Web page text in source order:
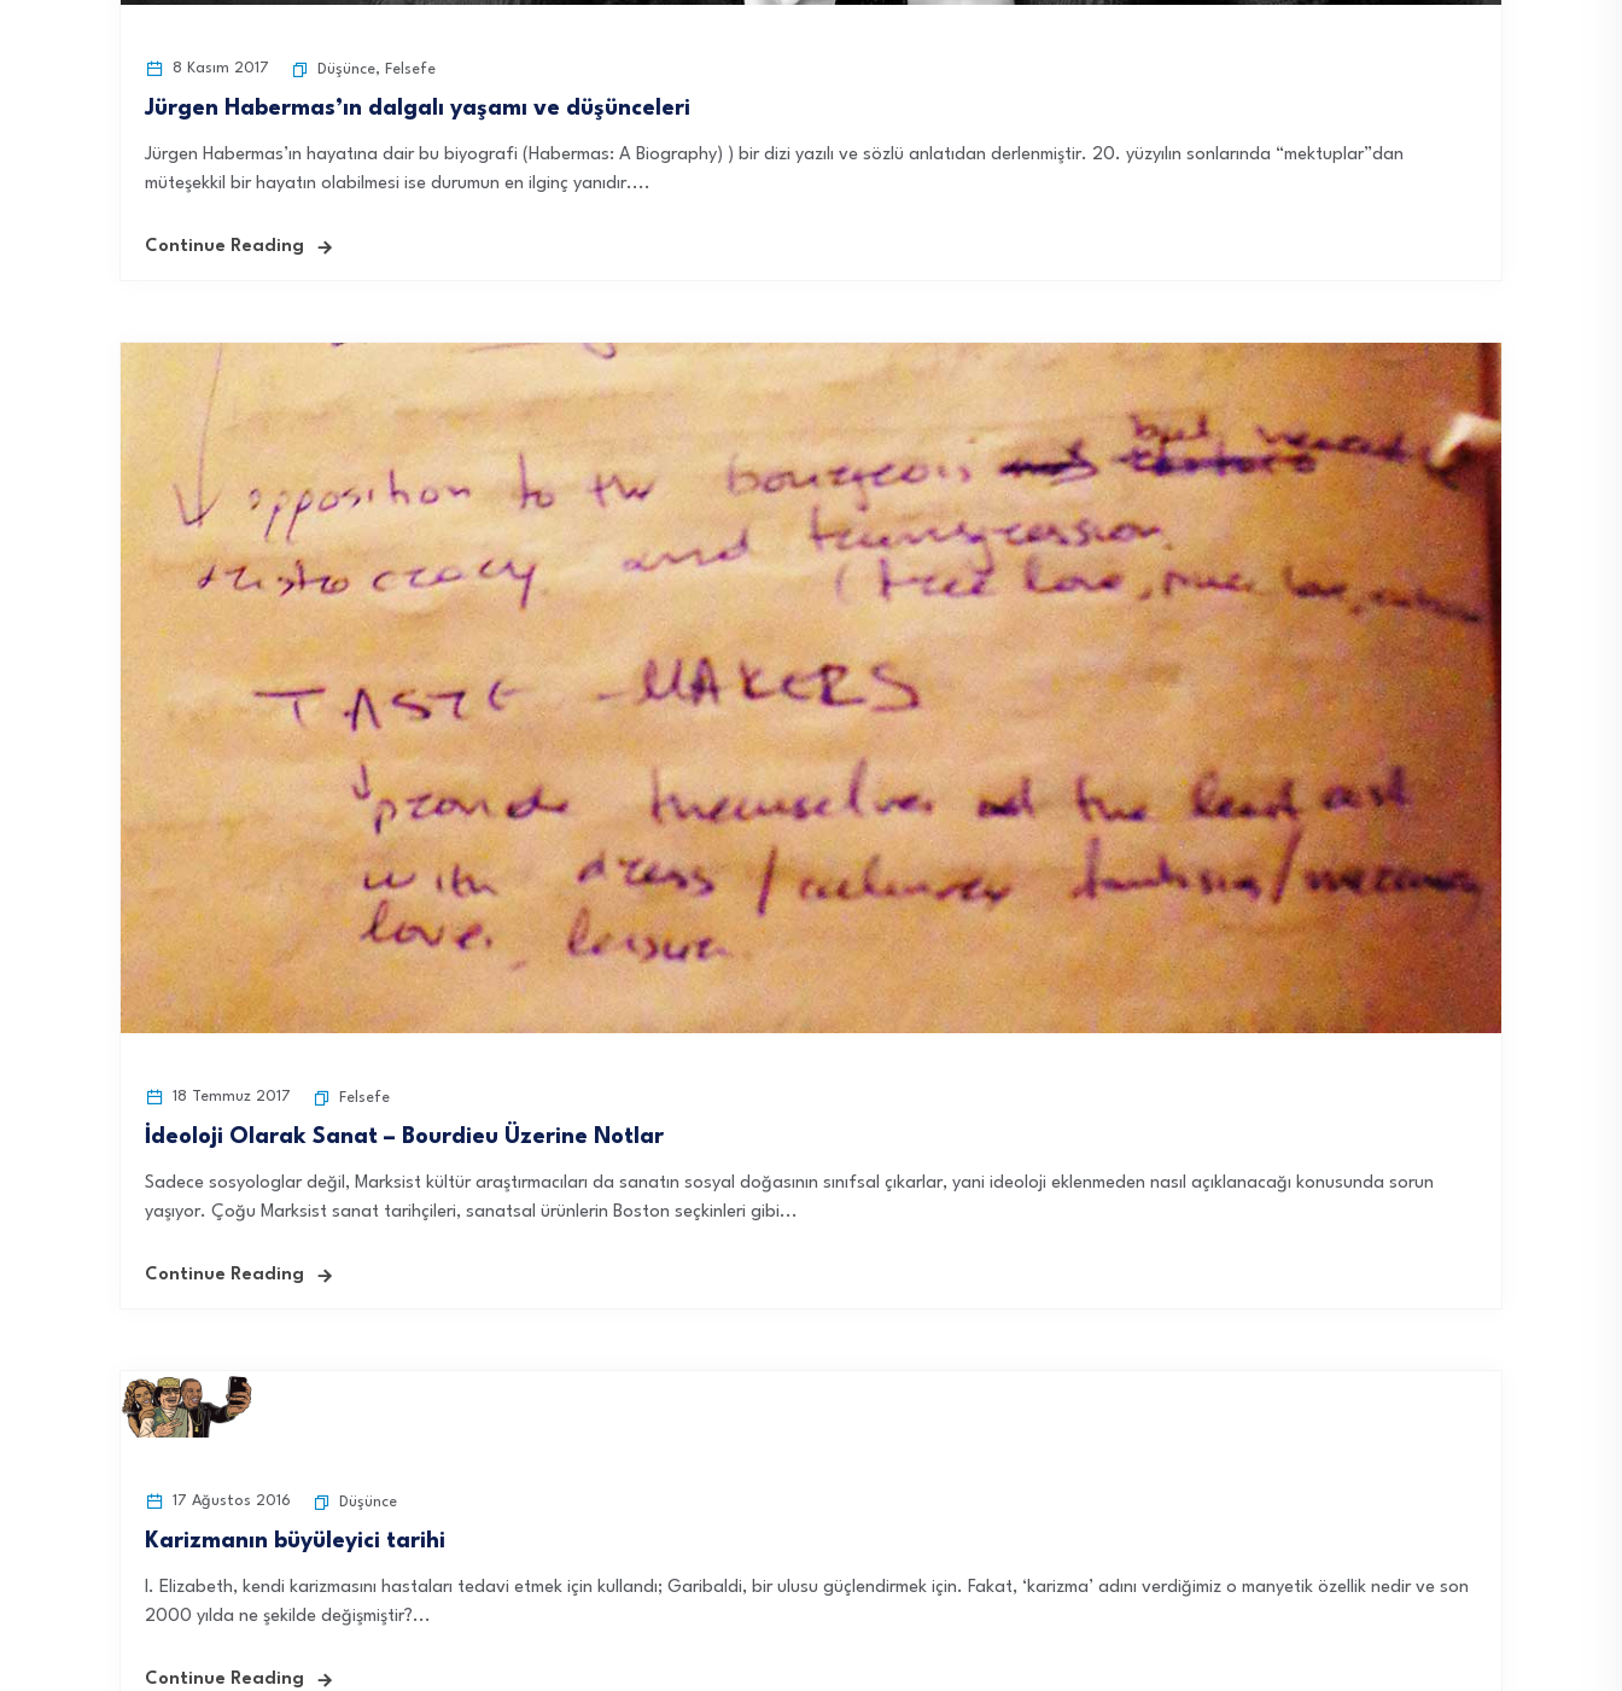
8 Kasım 2017 Düşünce, Felsefe
Jürgen Habermas’ın dalgalı yaşamı ve düşünceleri
Jürgen Habermas’ın hayatına dair bu biyografi (Habermas: A Biography) ) bir dizi yazılı ve sözlü anlatıdan derlenmiştir. 20. yüzyılın sonlarında “mektuplar”dan
müteşekkil bir hayatın olabilmesi ise durumun en ilginç yanıdır....
Continue Reading
18 Temmuz 2017 Felsefe
İdeoloji Olarak Sanat – Bourdieu Üzerine Notlar
Sadece sosyologlar değil, Marksist kültür araştırmacıları da sanatın sosyal doğasının sınıfsal çıkarlar, yani ideoloji eklenmeden nasıl açıklanacağı konusunda sorun
yaşıyor. Çoğu Marksist sanat tarihçileri, sanatsal ürünlerin Boston seçkinleri gibi...
Continue Reading
17 Ağustos 2016 Düşünce
Karizmanın büyüleyici tarihi
I. Elizabeth, kendi karizmasını hastaları tedavi etmek için kullandı; Garibaldi, bir ulusu güçlendirmek için. Fakat, ‘karizma’ adını verdiğimiz o manyetik özellik nedir ve son
2000 yılda ne şekilde değişmiştir?...
Continue Reading